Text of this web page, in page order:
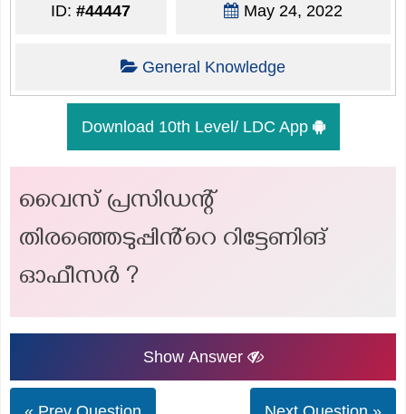
ID:#44447 May 24, 2022
General Knowledge
Download 10th Level/ LDC App
വൈസ് പ്രസിഡന്റ്
തിരഞ്ഞെടുപ്പിൻ്റെ റിട്ടേണിങ്
ഓഫീസർ ?
Show Answer